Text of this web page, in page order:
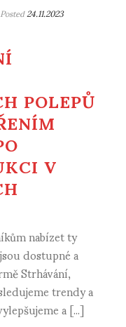
Posted24.11.2023
POLEPŮ
V
nabízet ty
dostupné a
Strhávání,
trendy a
a [...]